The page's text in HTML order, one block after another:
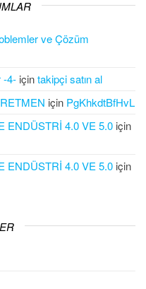
ve Çözüm
-4- içintakipçi satın al
için PgKhkdtBfHvL
ENDÜSTRİ 4.0 VE 5.0 için
ENDÜSTRİ 4.0 VE 5.0 için